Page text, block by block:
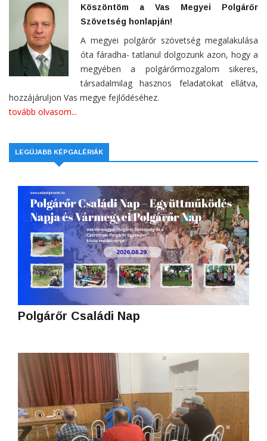
Köszöntöm a Vas Megyei Polgárőr
Szövetség honlapján!
A megyei polgárőr szövetség megalakulása
óta fáradha- tatlanul dolgozunk azon, hogy a
megyében a polgárőrmozgalom sikeres,
társadalmilag hasznos feladatokat ellátva,
hozzájáruljon Vas megye fejlődéséhez.
tovább olvasom...
LEGÚJABB KÉPGALÉRIÁK
Polgárőr Családi Nap